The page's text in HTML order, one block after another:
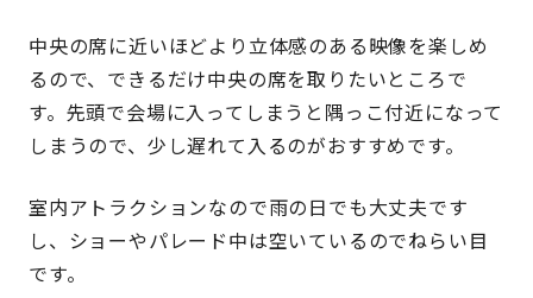
中央の席に近いほどより立体感のある映像を楽しめ
るので、できるだけ中央の席を取りたいところで
す。先頭で会場に入ってしまうと隅っこ付近になって
しまうので、少し遅れて入るのがおすすめです。
室内アトラクションなので雨の日でも大丈夫です
し、ショーやパレード中は空いているのでねらい目
です。